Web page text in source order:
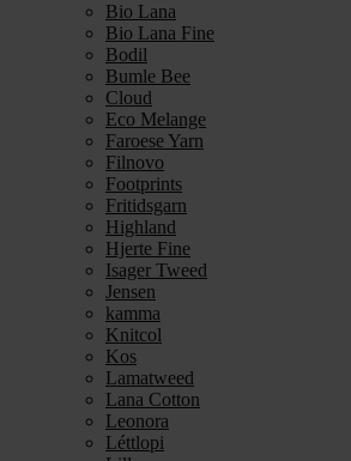
Bio Lana
Bio Lana Fine
Bodil
Bumle Bee
Cloud
Eco Melange
Faroese Yarn
Filnovo
Footprints
Fritidsgarn
Highland
Hjerte Fine
Isager Tweed
Jensen
kamma
Knitcol
Kos
Lamatweed
Lana Cotton
Leonora
Léttlopi